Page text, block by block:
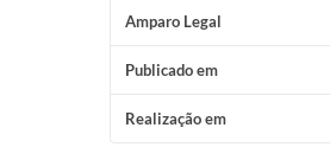
Amparo Legal
Publicado em
Realização em